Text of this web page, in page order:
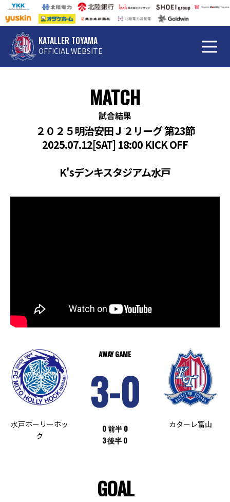
KATALLER TOYAMA
OFFICIAL WEBSITE
MATCH
試合結果
２０２５明治安田Ｊ２リーグ 第23節
2025.07.12[SAT] 18:00 KICK OFF
K'sデンキスタジアム水戸
水戸ホーリーホッ
ク
AWAY GAME
3-0
0 前半 0
3 後半 0
カターレ富山
GOAL